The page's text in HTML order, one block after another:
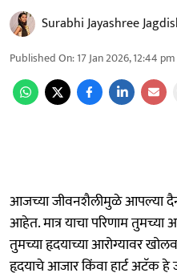
Surabhi Jayashree
Published On:17 Jan 2026, 12:44 pm
आजच्या जीवनशैलीमुळे आपल्या
आहेत. मात्र याचा परिणाम तुमच्या
तुमच्या हृदयाच्या आरोग्यावर
हृदयाचे आजार किंवा हार्ट अटॅक हे